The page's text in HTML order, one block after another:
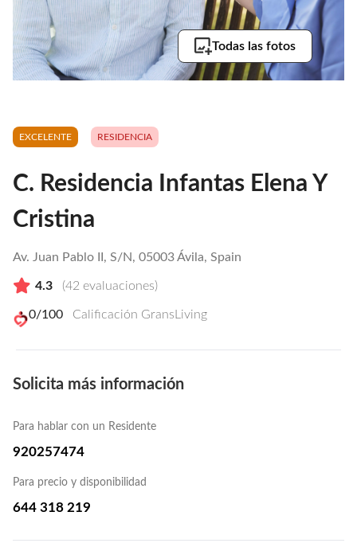
Todas las fotos
EXCELENTE RESIDENCIA
C. Residencia Infantas Elena Y
Cristina
Av. Juan Pablo II, S/N, 05003 Ávila, Spain
4.3 (42 evaluaciones)
0/100 Calificación GransLiving
Solicita más información
Para hablar con un Residente
920257474
Para precio y disponibilidad
644 318 219